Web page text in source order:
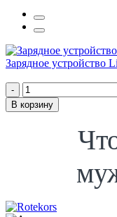
Зарядное устройство
-
В корзину